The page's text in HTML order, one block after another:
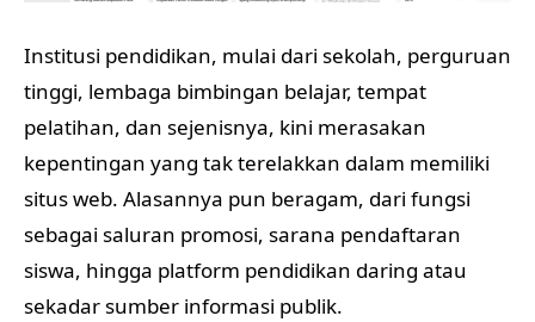
Institusi pendidikan, mulai dari sekolah, perguruan
tinggi, lembaga bimbingan belajar, tempat
pelatihan, dan sejenisnya, kini merasakan
kepentingan yang tak terelakkan dalam memiliki
situs web. Alasannya pun beragam, dari fungsi
sebagai saluran promosi, sarana pendaftaran
siswa, hingga platform pendidikan daring atau
sekadar sumber informasi publik.